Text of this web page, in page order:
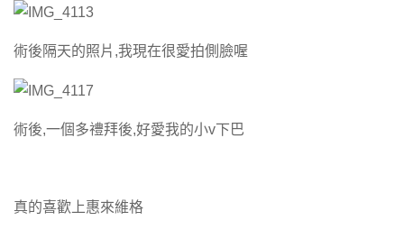
術後隔天的照片,我現在很愛拍側臉喔
術後,一個多禮拜後,好愛我的小v下巴
真的喜歡上惠來維格